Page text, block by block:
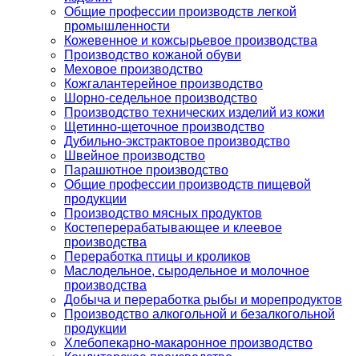
Общие профессии производств легкой
промышленности
Кожевенное и кожсырьевое производства
Производство кожаной обуви
Меховое производство
Кожгалантерейное производство
Шорно-седельное производство
Производство технических изделий из кожи
Щетинно-щеточное производство
Дубильно-экстрактовое производство
Швейное производство
Парашютное производство
Общие профессии производств пищевой
продукции
Производство мясных продуктов
Костеперерабатывающее и клеевое
производства
Переработка птицы и кроликов
Маслодельное, сыродельное и молочное
производства
Добыча и переработка рыбы и морепродуктов
Производство алкогольной и безалкогольной
продукции
Хлебопекарно-макаронное производство